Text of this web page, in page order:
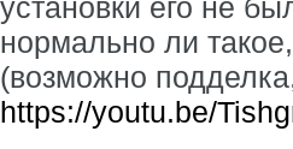
установки его не
нормально ли
(возможно
https://youtu.be/